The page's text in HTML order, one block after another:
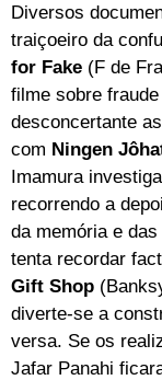
Diversos
traiçoeiro da
for Fake (F de
filme sobre
desconcertante
com Ningen
Imamura
recorrendo a
da memória e
tenta recordar
Gift Shop
diverte-se a
versa. Se os
Jafar Panahi